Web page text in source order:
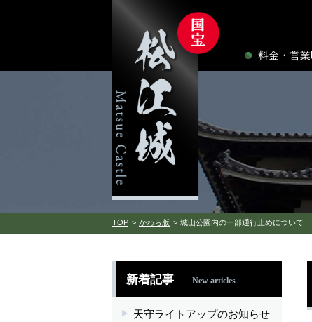
料金・営
TOP かわら版 城山公園内の一部通行止めについて
新着記事 New articles
天守ライトアップのお知らせ